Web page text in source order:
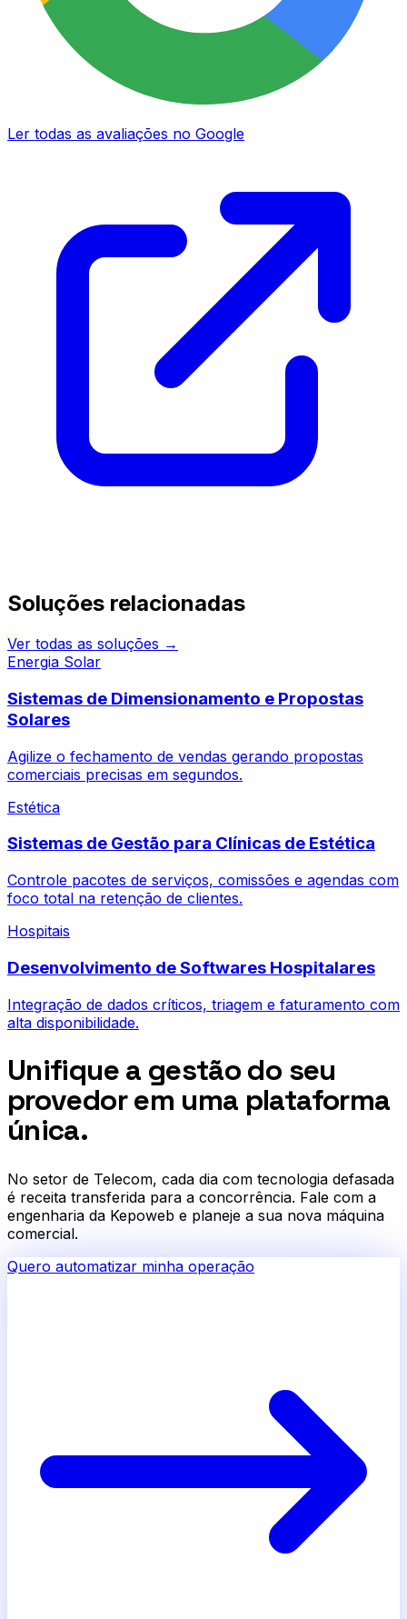
Ler todas as avaliações no Google
Soluções relacionadas
Ver todas as soluções →
Energia Solar
Sistemas de Dimensionamento e Propostas
Solares
Agilize o fechamento de vendas gerando propostas
comerciais precisas em segundos.
Estética
Sistemas de Gestão para Clínicas de Estética
Controle pacotes de serviços, comissões e agendas com
foco total na retenção de clientes.
Hospitais
Desenvolvimento de Softwares Hospitalares
Integração de dados críticos, triagem e faturamento com
alta disponibilidade.
Unifique a gestão do seu
provedor em uma plataforma
única.
No setor de Telecom, cada dia com tecnologia defasada
é receita transferida para a concorrência. Fale com a
engenharia da Kepoweb e planeje a sua nova máquina
comercial.
Quero automatizar minha operação